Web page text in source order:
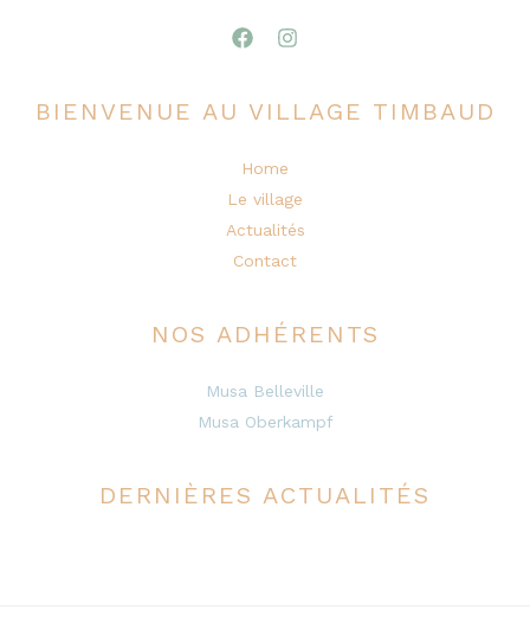
BIENVENUE AU VILLAGE TIMBAUD
Home
Le village
Actualités
Contact
NOS ADHÉRENTS
Musa Belleville
Musa Oberkampf
DERNIÈRES ACTUALITÉS